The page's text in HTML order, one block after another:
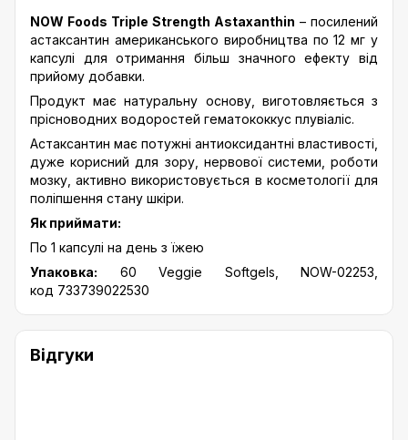
NOW Foods Triple Strength Astaxanthin – посилений
астаксантин американського виробництва по 12 мг у
капсулі для отримання більш значного ефекту від
прийому добавки.
Продукт має натуральну основу, виготовляється з
прісноводних водоростей гематококкус плувіаліс.
Астаксантин має потужні антиоксидантні властивості,
дуже корисний для зору, нервової системи, роботи
мозку, активно використовується в косметології для
поліпшення стану шкіри.
Як приймати:
По 1 капсулі на день з їжею
Упаковка: 60 Veggie Softgels, NOW-02253,
код 733739022530
Відгуки